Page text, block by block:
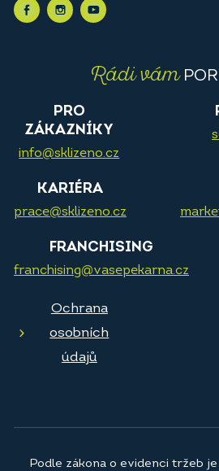
Rádi vám
PRO
ZÁKAZNÍKY
info@sklizeno.cz
KARIÉRA
prace@sklizeno.cz
FRANCHISING
franchising@vasepekarna.cz
Ochrana
osobních
údajů
Podle zákona o evidenci tržeb